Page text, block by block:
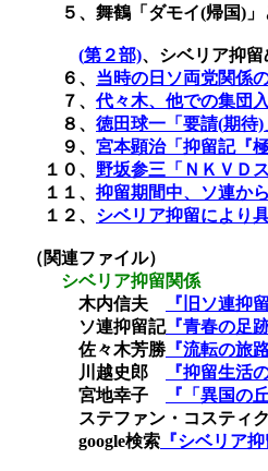
５、舞鶴「ダモイ(帰国)
(第２部)、シベリア抑
６、 当時の日ソ両党関係
７、代々木、他での集団
８、 徳田球一「要請(期待)
９、 宮本顕治「抑留記『
１０、 野坂参三「ＮＫＶＤ
１１、 抑留期間中、ソ連か
１２、 シベリア抑留により
（関連ファイル
シベリア抑留関係
木内信夫
『旧ソ連抑
ソ連抑留記『青春の足跡
佐々木芳勝 『流転の旅
川越史郎
『抑留生活
宮地幸子
『「異国の
ステファン・コスティク
google検索 『シベリア抑